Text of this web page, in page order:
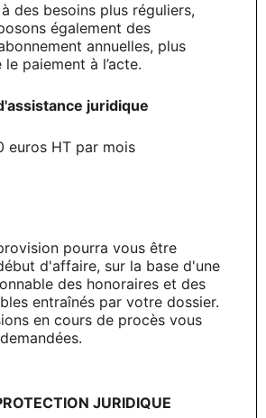
des besoins plus réguliers,
également des
annuelles, plus
paiement à l’acte.
juridique
euros HT par mois
pourra vous être
d'affaire, sur la base d'une
des honoraires et des
entraînés par votre dossier.
en cours de procès vous
JURIDIQUE